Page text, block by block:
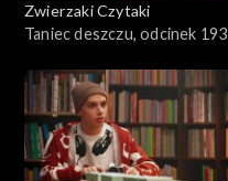
Zwierzaki Czytaki
Taniec deszczu, odcinek 193